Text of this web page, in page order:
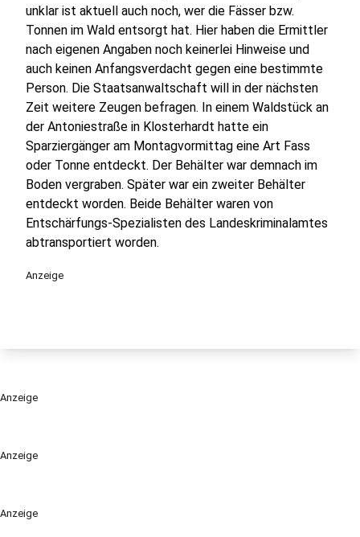
Anzeige
Anzeige
unklar ist aktuell auch noch, wer die Fässer bzw.
Tonnen im Wald entsorgt hat. Hier haben die Ermittler
nach eigenen Angaben noch keinerlei Hinweise und
auch keinen Anfangsverdacht gegen eine bestimmte
Person. Die Staatsanwaltschaft will in der nächsten
Zeit weitere Zeugen befragen. In einem Waldstück an
der Antoniestraße in Klosterhardt hatte ein
Sparziergänger am Montagvormittag eine Art Fass
oder Tonne entdeckt. Der Behälter war demnach im
Boden vergraben. Später war ein zweiter Behälter
entdeckt worden. Beide Behälter waren von
Entschärfungs-Spezialisten des Landeskriminalamtes
abtransportiert worden.
Anzeige
Anzeige